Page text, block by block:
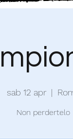
sab 12 apr
  |
Non perdertelo